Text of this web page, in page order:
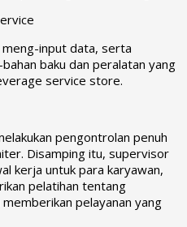
input data, serta
baku dan peralatan yang
service store.
pengontrolan penuh
Disamping itu, supervisor
kerja untuk para karyawan,
pelatihan tentang
pelayanan yang